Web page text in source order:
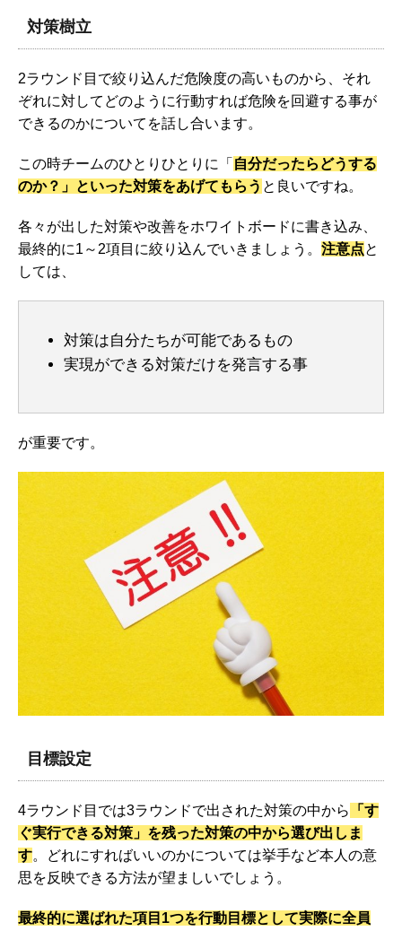
対策樹立
2ラウンド目で絞り込んだ危険度の高いものから、それ
ぞれに対してどのように行動すれば危険を回避する事が
できるのかについてを話し合います。
この時チームのひとりひとりに「 自分だったらどうする
のか？」といった対策をあげてもらう と良いですね。
各々が出した対策や改善をホワイトボードに書き込み、
最終的に1～2項目に絞り込んでいきましょう。 注意点と
しては、
対策は自分たちが可能であるもの
実現ができる対策だけを発言する事
が重要です。
目標設定
4ラウンド目では3ラウンドで出された対策の中から
「す
ぐ実行できる対策」を残った対策の中から選び出しま
す。どれにすればいいのかについては挙手など本人の意
思を反映できる方法が望ましいでしょう。
最終的に選ばれた項目1つを行動目標として実際に全員